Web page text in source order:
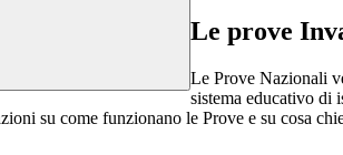
Le prove
Le Prove Nazionali
sistema educativo di
su come funzionano le Prove e su cosa